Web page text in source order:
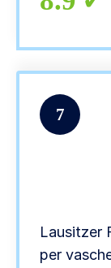
7
Lausitzer
per